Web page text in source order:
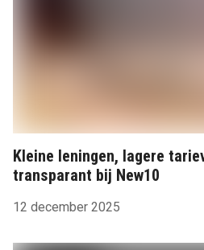
Kleine leningen, lagere
transparant bij New10
12 december 2025